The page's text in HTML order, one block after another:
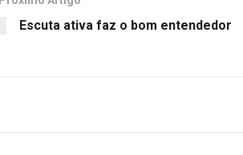
Escuta ativa faz o bom entendedor